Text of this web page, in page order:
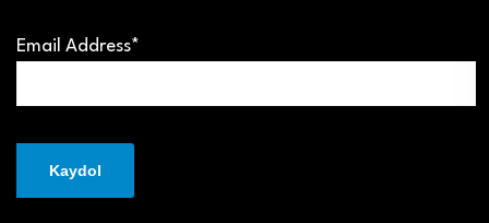
Email Address*